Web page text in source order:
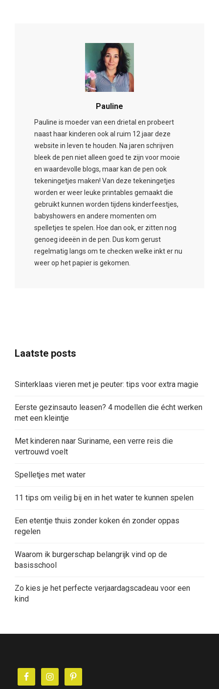
Pauline
Pauline is moeder van een drietal en probeert
naast haar kinderen ook al ruim 12 jaar deze
website in leven te houden. Na jaren schrijven
bleek de pen niet alleen goed te zijn voor mooie
en waardevolle blogs, maar kan de pen ook
tekeningetjes maken! Van deze tekeningetjes
worden er weer leuke printables gemaakt die
gebruikt kunnen worden tijdens kinderfeestjes,
babyshowers en andere momenten om
spelletjes te spelen. Hoe dan ook, er zitten nog
genoeg ideeën in de pen. Dus kom gerust
regelmatig langs om te checken welke inkt er nu
weer op het papier is gekomen.
Laatste posts
Sinterklaas vieren met je peuter: tips voor extra magie
Eerste gezinsauto leasen? 4 modellen die écht werken
met een kleintje
Met kinderen naar Suriname, een verre reis die
vertrouwd voelt
Spelletjes met water
11 tips om veilig bij en in het water te kunnen spelen
Een etentje thuis zonder koken én zonder oppas
regelen
Waarom ik burgerschap belangrijk vind op de
basisschool
Zo kies je het perfecte verjaardagscadeau voor een
kind